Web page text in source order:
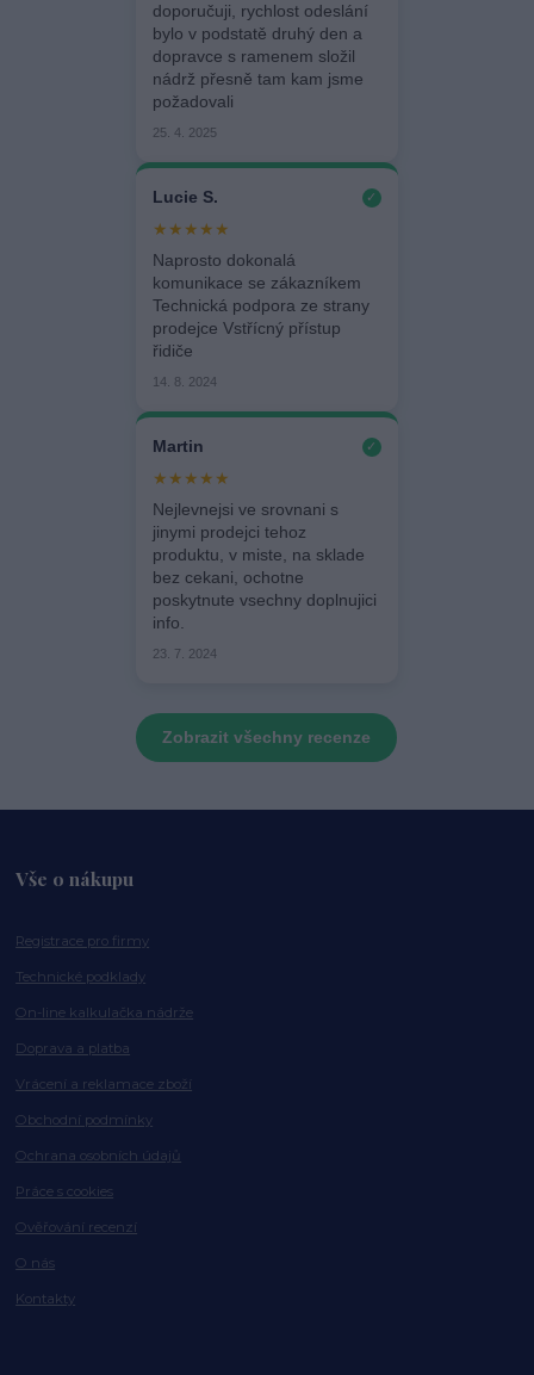
doporučuji, rychlost odeslání
bylo v podstatě druhý den a
dopravce s ramenem složil
nádrž přesně tam kam jsme
požadovali
25. 4. 2025
Lucie S. ✓
★★★★★
Naprosto dokonalá
komunikace se zákazníkem
Technická podpora ze strany
prodejce Vstřícný přístup
řidiče
14. 8. 2024
Martin ✓
★★★★★
Nejlevnejsi ve srovnani s
jinymi prodejci tehoz
produktu, v miste, na sklade
bez cekani, ochotne
poskytnute vsechny doplnujici
info.
23. 7. 2024
Zobrazit všechny recenze
Vše o nákupu
Registrace pro firmy
Technické podklady
On-line kalkulačka nádrže
Doprava a platba
Vrácení a reklamace zboží
Obchodní podmínky
Ochrana osobních údajů
Práce s cookies
Ověřování recenzí
O nás
Kontakty